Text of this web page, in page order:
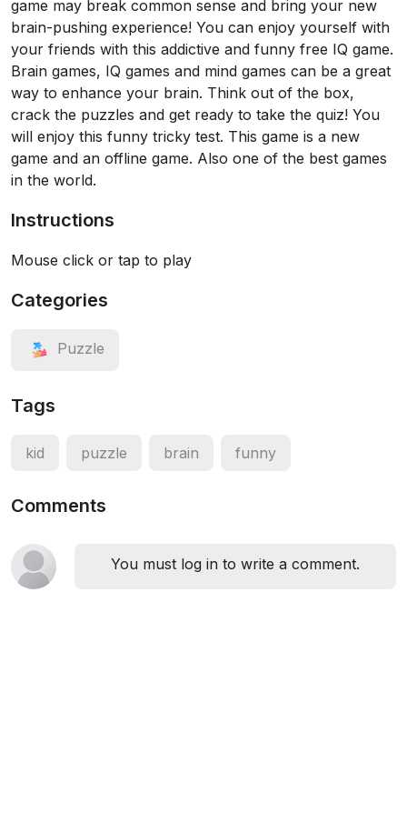
game may break common sense and bring your new
brain-pushing experience! You can enjoy yourself with
your friends with this addictive and funny free IQ game.
Brain games, IQ games and mind games can be a great
way to enhance your brain. Think out of the box,
crack the puzzles and get ready to take the quiz! You
will enjoy this funny tricky test. This game is a new
game and an offline game. Also one of the best games
in the world.
Instructions
Mouse click or tap to play
Categories
Puzzle
Tags
kid puzzle brain funny
Comments
You must log in to write a comment.